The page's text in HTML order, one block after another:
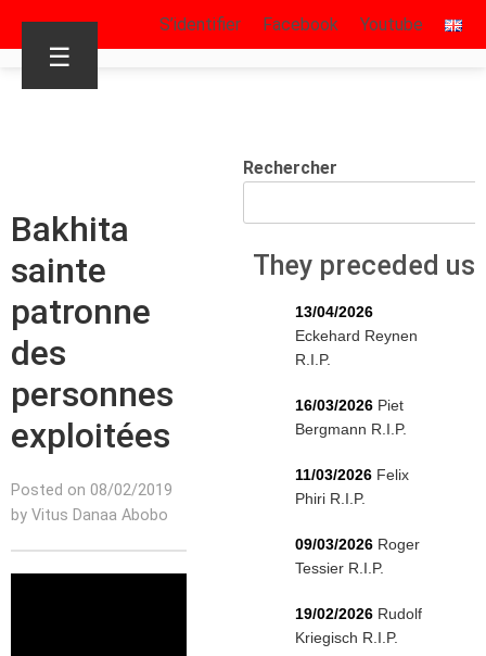
S’identifier Facebook Youtube
☰
Bakhita
sainte
patronne
des
personnes
exploitées
Posted on 08/02/2019
by Vitus Danaa Abobo
Rechercher
They preceded us
13/04/2026
Eckehard Reynen
R.I.P.
16/03/2026 Piet
Bergmann R.I.P.
11/03/2026 Felix
Phiri R.I.P.
09/03/2026 Roger
Tessier R.I.P.
19/02/2026 Rudolf
Kriegisch R.I.P.